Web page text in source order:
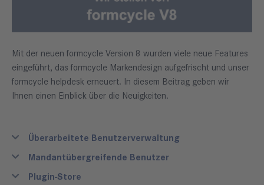
Mit der neuen formcycle Version 8 wurden viele neue Features
eingeführt, das formcycle Markendesign aufgefrischt und unser
formcycle helpdesk erneuert. In diesem Beitrag geben wir
Ihnen einen Einblick über die Neuigkeiten.
Überarbeitete Benutzerverwaltung
Mandantübergreifende Benutzer
Plugin-Store